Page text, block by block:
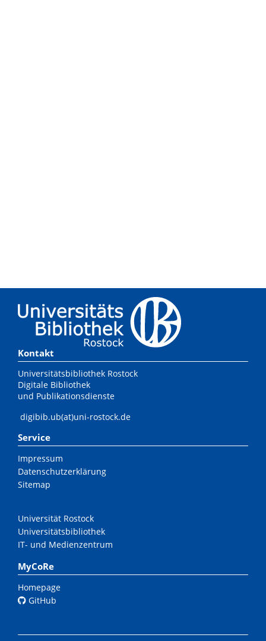
Kontakt
Universitätsbibliothek Rostock
Digitale Bibliothek
und Publikationsdienste
digibib.ub(at)uni-rostock.de
Service
Impressum
Datenschutzerklärung
Sitemap
Universität Rostock
Universitätsbibliothek
IT- und Medienzentrum
MyCoRe
Homepage
GitHub